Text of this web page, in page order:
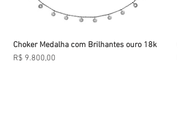
Visualização rápida
Choker Medalha com Brilhantes ouro 18k
Preço
R$ 9.800,00